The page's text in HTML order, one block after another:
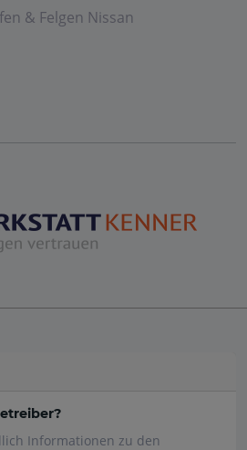
& Felgen Nissan
Informationen zu den